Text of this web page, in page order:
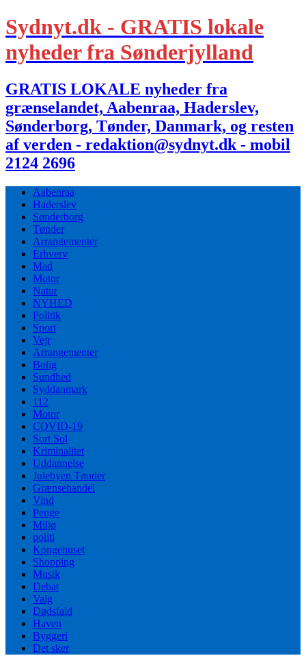
Sydnyt.dk - GRATIS lokale
nyheder fra Sønderjylland
GRATIS LOKALE nyheder fra
grænselandet, Aabenraa, Haderslev,
Sønderborg, Tønder, Danmark, og resten
af verden - redaktion@sydnyt.dk - mobil
2124 2696
Aabenraa
Haderslev
Sønderborg
Tønder
Arrangementer
Erhverv
Mad
Motor
Natur
NYHED
Politik
Sport
Vejr
Arrangementer
Bolig
Sundhed
Syddanmark
112
Motor
COVID-19
Sort Sol
Kriminalitet
Uddannelse
Julebyen Tønder
Grænsehandel
Vind
Penge
Miljø
politi
Kongehuset
Shopping
Musik
Debat
Valg
Dødsfald
Haven
Byggeri
Det sker